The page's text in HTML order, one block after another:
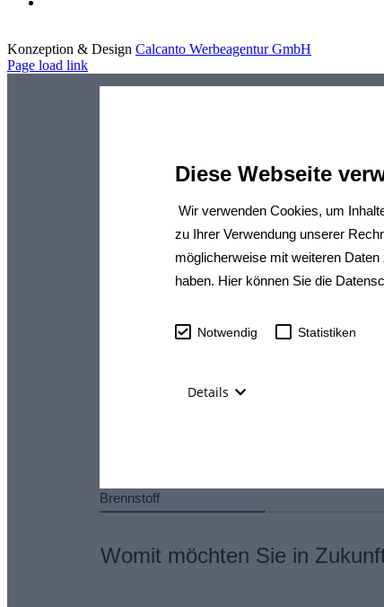
Konzeption & Design Calcanto Werbeagentur GmbH
Page load link